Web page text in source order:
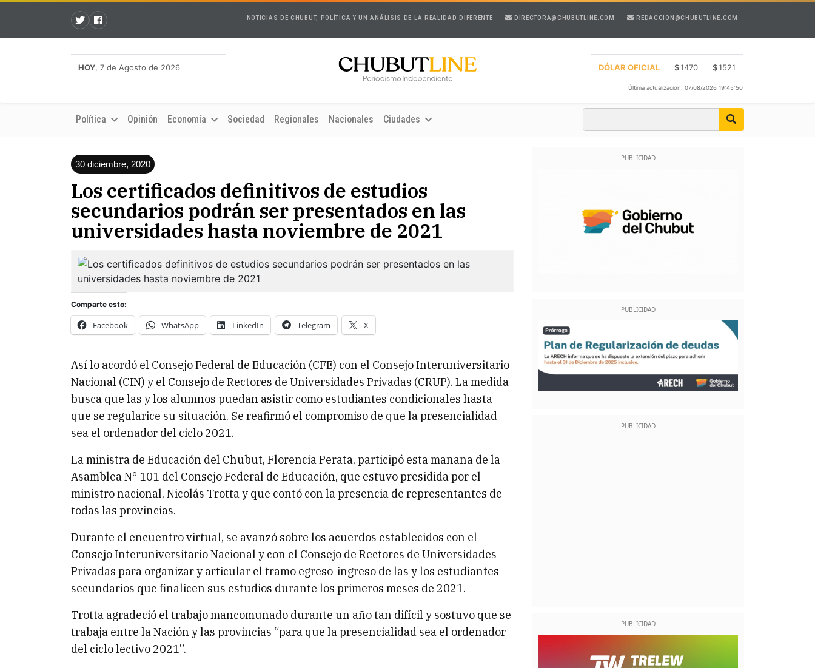
NOTICIAS DE CHUBUT, POLÍTICA Y UN ANÁLISIS DE LA REALIDAD DIFERENTE DIRECTORA@CHUBUTLINE.COM REDACCION@CHUBUTLINE.COM
HOY, 7 de Agosto de 2026 DÓLAR OFICIAL $1470 $1521
Última actualización: 07/08/2026 19:45:50
Política Opinión Economía Sociedad Regionales Nacionales Ciudades
30 diciembre, 2020
Los certificados definitivos de estudios
secundarios podrán ser presentados en las
universidades hasta noviembre de 2021
Comparte esto:
Facebook WhatsApp LinkedIn Telegram X
Así lo acordó el Consejo Federal de Educación (CFE) con el Consejo Interuniversitario
Nacional (CIN) y el Consejo de Rectores de Universidades Privadas (CRUP). La medida
busca que las y los alumnos puedan asistir como estudiantes condicionales hasta
que se regularice su situación. Se reafirmó el compromiso de que la presencialidad
sea el ordenador del ciclo 2021.
La ministra de Educación del Chubut, Florencia Perata, participó esta mañana de la
Asamblea N° 101 del Consejo Federal de Educación, que estuvo presidida por el
ministro nacional, Nicolás Trotta y que contó con la presencia de representantes de
todas las provincias.
Durante el encuentro virtual, se avanzó sobre los acuerdos establecidos con el
Consejo Interuniversitario Nacional y con el Consejo de Rectores de Universidades
Privadas para organizar y articular el tramo egreso-ingreso de las y los estudiantes
secundarios que finalicen sus estudios durante los primeros meses de 2021.
Trotta agradeció el trabajo mancomunado durante un año tan difícil y sostuvo que se
trabaja entre la Nación y las provincias “para que la presencialidad sea el ordenador
del ciclo lectivo 2021”.